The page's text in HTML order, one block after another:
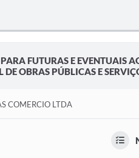
FUTURAS E EVENTUAIS
OBRAS PÚBLICAS E
COMERCIO LTDA